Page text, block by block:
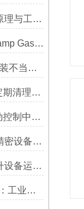
Zero-Max联轴器的设计原理与工艺流程解析
频繁泄漏？可能是Tri-Clamp Gasket垫圈安装的这5个误区导致的
Tri-Clamp Gasket垫圈安装不当导致的泄漏问题及预防
Sonic Sifter声波振动筛定期清理的重要性
Blacoh脉冲阻尼器在振动控制中的作用分析
探索Zero-Max联轴器在精密设备中的优势
Zero-Max联轴器如何提升设备运行精度？
胜佰德Sandpiper隔膜泵：工业流体输送的可靠动力解决方案